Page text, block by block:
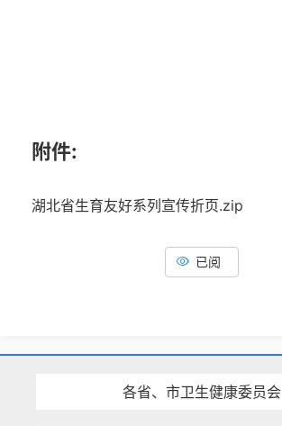
附件:
湖北省生育友好系列宣传折页.zip
已阅
各省、市卫生健康委员会